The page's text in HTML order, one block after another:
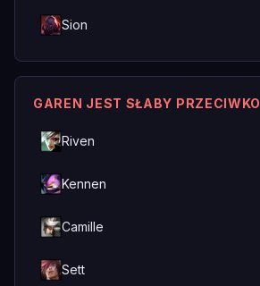
Sion
GAREN JEST SŁABY PRZECIWKO
Riven
Kennen
Camille
Sett